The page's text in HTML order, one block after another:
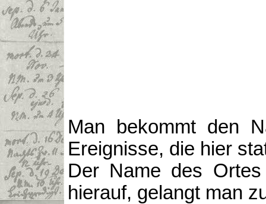
Man bekommt den
Ereignisse, die hier
Der Name des
hierauf, gelangt man